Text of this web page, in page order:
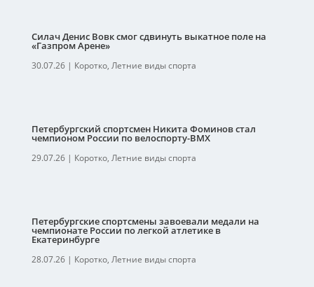
Силач Денис Вовк смог сдвинуть выкатное поле на
«Газпром Арене»
30.07.26| Коротко, Летние виды спорта
Петербургский спортсмен Никита Фоминов стал
чемпионом России по велоспорту-ВМХ
29.07.26| Коротко, Летние виды спорта
Петербургские спортсмены завоевали медали на
чемпионате России по легкой атлетике в
Екатеринбурге
28.07.26| Коротко, Летние виды спорта